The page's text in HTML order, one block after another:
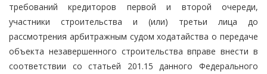
требований кредиторов первой и второй очереди,
участники строительства и (или) третьи лица до
рассмотрения арбитражным судом ходатайства о передаче
объекта незавершенного строительства вправе внести в
соответствии со статьей 201.15 данного Федерального